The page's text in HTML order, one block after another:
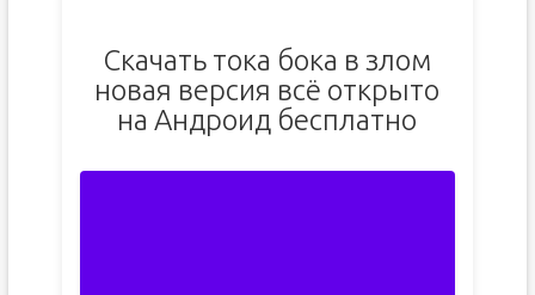
Скачать тока бока в злом
новая версия всё открыто
на Андроид бесплатно